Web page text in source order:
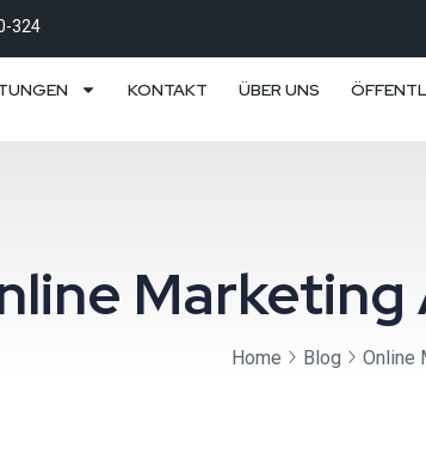
324
KONTAKT ÜBER UNS
Home Blog Online